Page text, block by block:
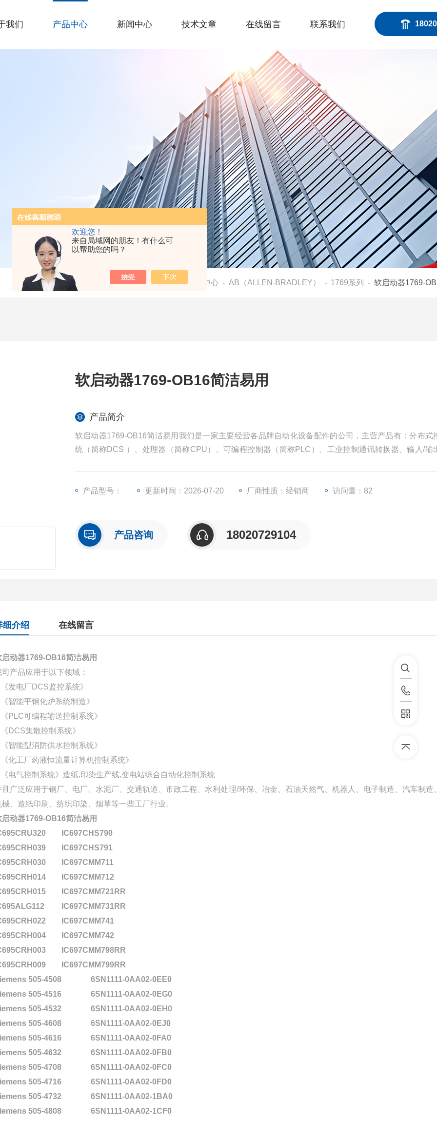
欢迎您！
来自局域网的朋友！有什么可
以帮助您的吗？
我们 产品中心 新闻中心 技术文章 在线留言 联系我们
当前位置：首页-产品中心 - AB（ALLEN-BRADLEY） - 1769系列 - 软启动器1769-
软启动器1769-OB16简洁易用
产品简介
软启动器1769-OB16简洁易用我们是一家主要经营各品牌自动化设备配件的公司，主营产品有：分布式
统（简称DCS ）、处理器（简称CPU）、可编程控制器（简称PLC）、工业控制通讯转换器、输入/输
产品型号： 更新时间：2026-07-20 厂商性质：经销商 访问量：82
产品咨询 18020729104
细介绍 在线留言
启动器1769-OB16简洁易用
司产品应用于以下领域：
发电厂DCS监控系统》
智能平钢化炉系统制造》
PLC可编程输送控制系统》
DCS集散控制系统》
智能型消防供水控制系统》
化工厂药液恒流量计算机控制系统》
电气控制系统》造纸,印染生产线,变电站综合自动化控制系统
且广泛应用于钢厂、电厂、水泥厂、交通轨道、市政工程、水利处理/环保、冶金、石油天然气、机器人、电子制造、汽车制造
械、造纸印刷、纺织印染、烟草等一些工厂行业。
启动器1769-OB16简洁易用
IC697CHS790
IC697CHS791
IC697CMM711
IC697CMM712
IC697CMM721RR
IC697CMM731RR
IC697CMM741
IC697CMM742
IC697CMM798RR
IC697CMM799RR
505-4508
6SN1111-0AA02-0EE0
505-4516
6SN1111-0AA02-0EG0
505-4532
6SN1111-0AA02-0EH0
505-4608
6SN1111-0AA02-0EJ0
505-4616
6SN1111-0AA02-0FA0
505-4632
6SN1111-0AA02-0FB0
505-4708
6SN1111-0AA02-0FC0
505-4716
6SN1111-0AA02-0FD0
505-4732
6SN1111-0AA02-1BA0
505-4808
6SN1111-0AA02-1CF0